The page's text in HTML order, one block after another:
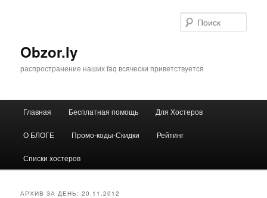
Obzor.ly
распространение наших faq всячески приветствуется
Главная Бесплатная помощь Для Хостеров
О БЛОГЕ Промо-коды-Скидки Рейтинг
Списки хостеров
АРХИВ ЗА ДЕНЬ:20.11.2012